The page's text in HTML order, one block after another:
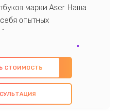
марки Aser. Наша
опытных
знаниями и
в данной области. Мы
качественный ремонт с
компонентов, а
всех
цель - предоставить
СТОИМОСТЬ